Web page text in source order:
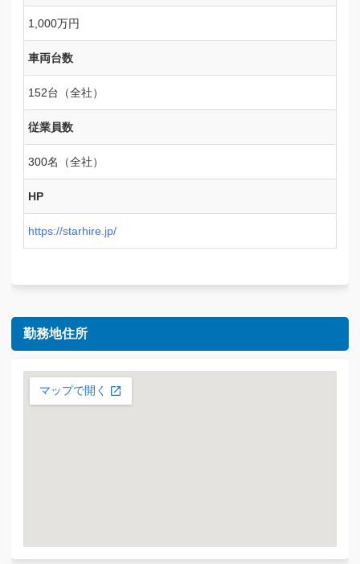
1,000万円
車両台数
152台（全社）
従業員数
300名（全社）
HP
https://starhire.jp/
勤務地住所